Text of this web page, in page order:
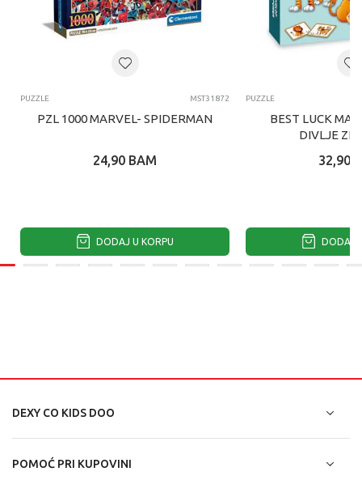
PUZZLE MST31872
PZL 1000 MARVEL- SPIDERMAN
24,90 BAM
DODAJ U KORPU
PUZZLE
BEST LUCK
DIVLJE
32,90
DODAJ
DEXY CO KIDS DOO
POMOĆ PRI KUPOVINI